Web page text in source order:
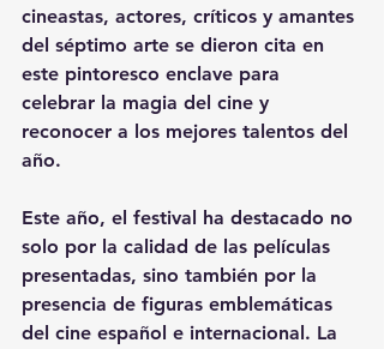
cineastas, actores, críticos y amantes
del séptimo arte se dieron cita en
este pintoresco enclave para
celebrar la magia del cine y
reconocer a los mejores talentos del
año.
Este año, el festival ha destacado no
solo por la calidad de las películas
presentadas, sino también por la
presencia de figuras emblemáticas
del cine español e internacional. La